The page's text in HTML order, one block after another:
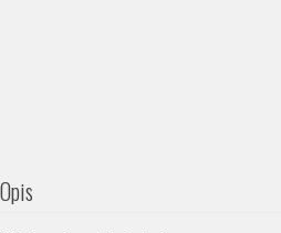
Opis